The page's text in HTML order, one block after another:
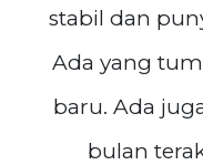
stabil dan
Ada yang
baru. Ada
bulan